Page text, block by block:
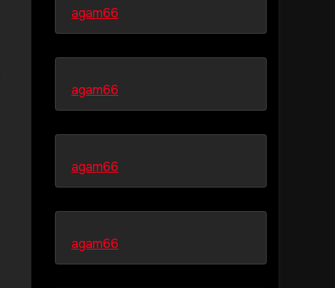
agam66
agam66
agam66
agam66